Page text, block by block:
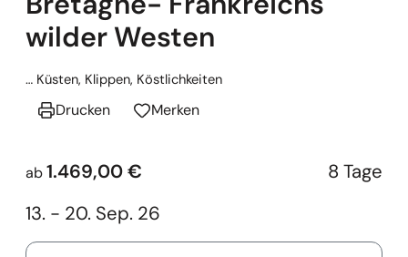
wilder Westen
… Küsten, Klippen, Köstlichkeiten
Drucken Merken
ab1.469,00 €
8 Tage
13. - 20. Sep. 26